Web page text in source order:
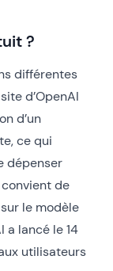
?
différentes
d’OpenAI
d’un
ce qui
dépenser
convient de
le modèle
a lancé le 14
utilisateurs